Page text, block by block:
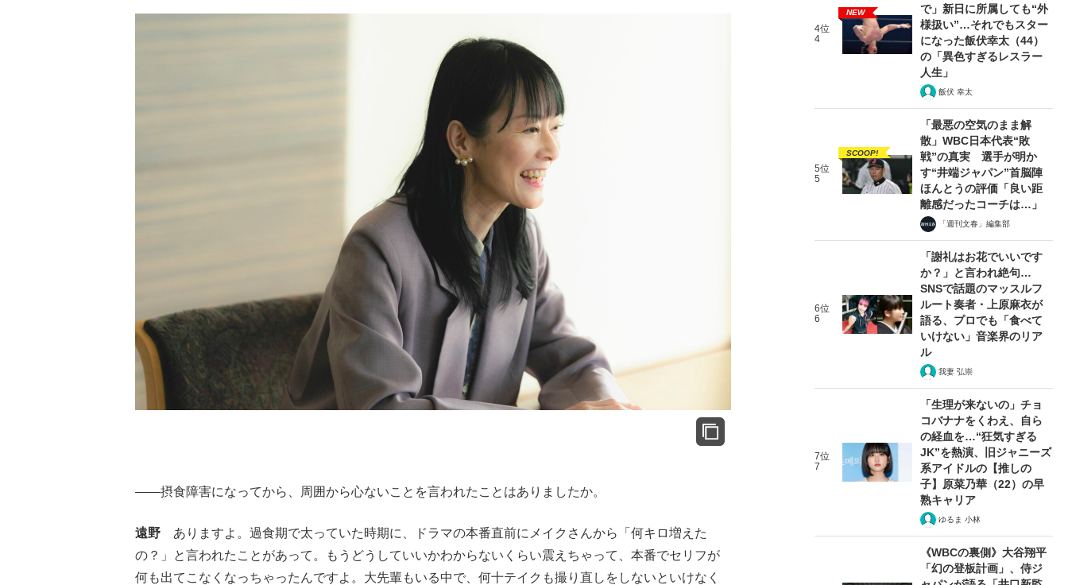
――摂食障害になってから、周囲から心ないことを言われたことはありましたか。
遠野 ありますよ。過食期で太っていた時期に、ドラマの本番直前にメイクさんから「何キロ増えた
の？」と言われたことがあって。もうどうしていいかわからないくらい震えちゃって、本番でセリフが
何も出てこなくなっちゃったんですよ。大先輩もいる中で、何十テイクも撮り直しをしないといけなく
4位
4
NEW
で」新日に所属しても“外
様扱い”…それでもスター
になった飯伏幸太（44）
の「異色すぎるレスラー
人生」
飯伏 幸太
5位
5
SCOOP!
「最悪の空気のまま解
散」WBC日本代表“敗
戦”の真実 選手が明か
す“井端ジャパン”首脳陣
ほんとうの評価「良い距
離感だったコーチは…」
「週刊文春」編集部
6位
6
「謝礼はお花でいいです
か？」と言われ絶句…
SNSで話題のマッスルフ
ルート奏者・上原麻衣が
語る、プロでも「食べて
いけない」音楽界のリア
ル
我妻 弘崇
7位
7
「生理が来ないの」チョ
コバナナをくわえ、自ら
の経血を…“狂気すぎる
JK”を熱演、旧ジャニーズ
系アイドルの【推しの
子】原菜乃華（22）の早
熟キャリア
ゆるま 小林
《WBCの裏側》大谷翔平
「幻の登板計画」、侍ジ